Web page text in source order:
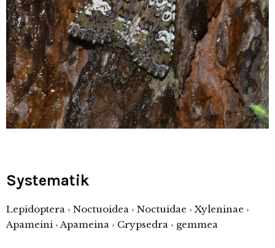
Systematik
Lepidoptera › Noctuoidea › Noctuidae › Xyleninae ›
Apameini › Apameina › Crypsedra › gemmea